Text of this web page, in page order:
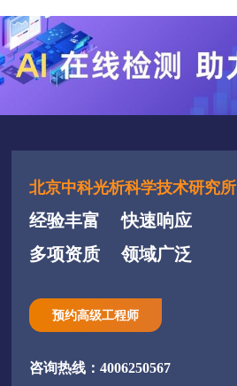
北京中科光析科学技术研究所
经验丰富
快速响应
多项资质
领域广泛
预约高级工程师
咨询热线：4006250567